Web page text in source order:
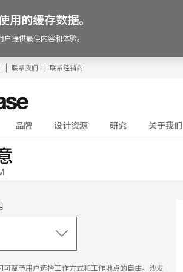
联系我们 联系经销商
品牌 设计资源 研究 关于我们
可赋予用户选择工作方式和工作地点的自由。沙发
用的缓存数据。
提供最佳内容和体验。